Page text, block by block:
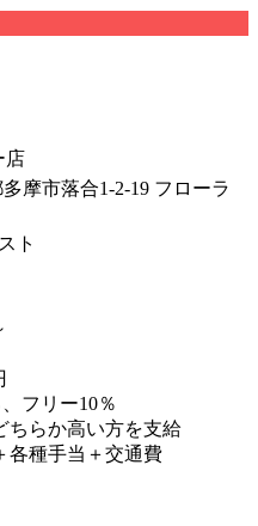
店
摩市落合1-2-19 フローラ
ト
フリー10％
ちらか高い方を支給
各種手当＋交通費